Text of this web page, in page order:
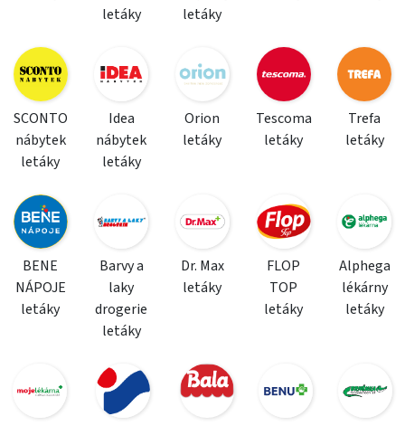
letáky
letáky
SCONTO
nábytek
letáky
Idea
nábytek
letáky
Orion
letáky
Tescoma
letáky
Trefa
letáky
BENE
NÁPOJE
letáky
Barvy a
laky
drogerie
letáky
Dr. Max
letáky
FLOP
TOP
letáky
Alphega
lékárny
letáky